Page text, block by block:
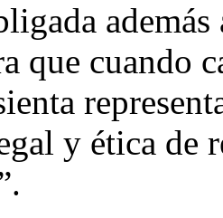
que cuando
y ética de